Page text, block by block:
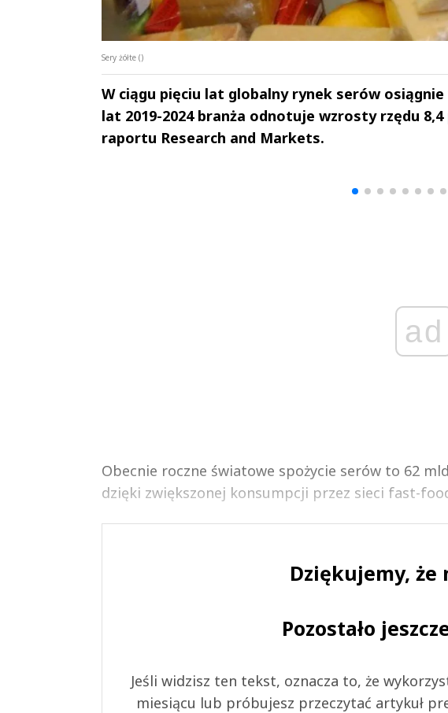
Sery żółte ()
W ciągu pięciu lat globalny rynek serów
lat 2019-2024 branża odnotuje wzrosty rzędu
raportu Research and Markets.
ad
Obecnie roczne światowe spożycie serów to 62
dzięki zwiększonej konsumpcji przez sieci fast-
Dziękujemy, że
Pozostało
Jeśli widzisz ten tekst, oznacza to, że
miesiącu lub próbujesz przeczytać artykuł
Andrzej i Marta
Marta i Andrzej